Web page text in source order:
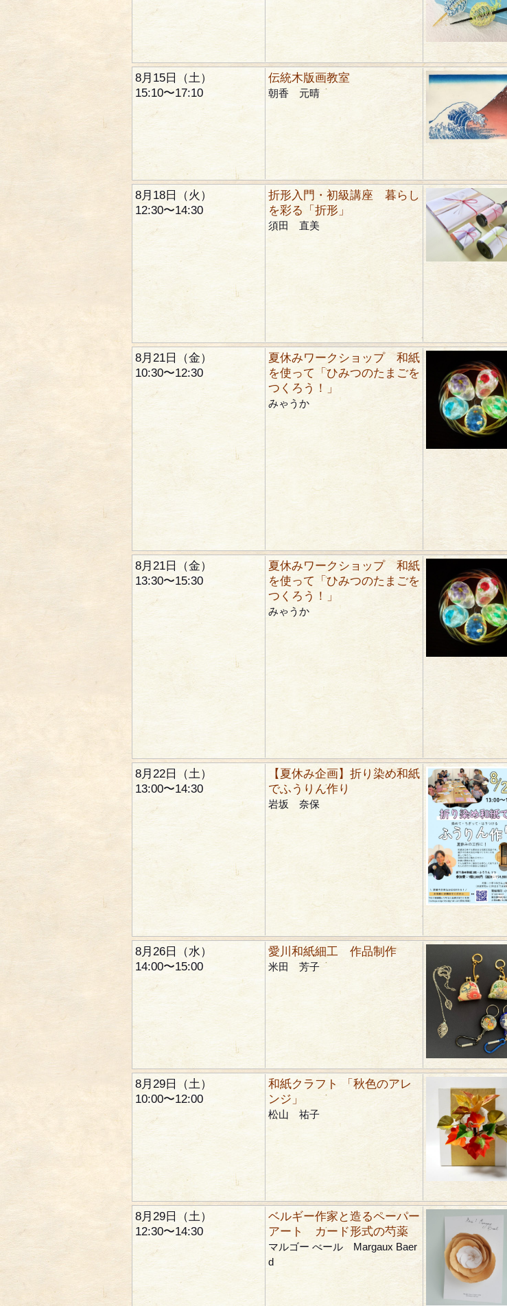
8月15日（土）
15:10〜17:10
伝統木版画教室
朝香 元晴
8月18日（火）
12:30〜14:30
折形入門・初級講座 暮らし
を彩る「折形」
須田 直美
8月21日（金）
10:30〜12:30
夏休みワークショップ 和紙
を使って「ひみつのたまごを
つくろう！」
みゃうか
8月21日（金）
13:30〜15:30
夏休みワークショップ 和紙
を使って「ひみつのたまごを
つくろう！」
みゃうか
8月22日（土）
13:00〜14:30
【夏休み企画】折り染め和紙
でふうりん作り
岩坂 奈保
8月26日（水）
14:00〜15:00
愛川和紙細工 作品制作
米田 芳子
8月29日（土）
10:00〜12:00
和紙クラフト 「秋色のアレ
ンジ」
松山 祐子
8月29日（土）
12:30〜14:30
ベルギー作家と造るペーパー
アート カード形式の芍薬
マルゴー べール Margaux Baer
d